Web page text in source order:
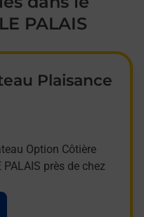
PALAIS
Plaisance
Option Côtière
près de chez